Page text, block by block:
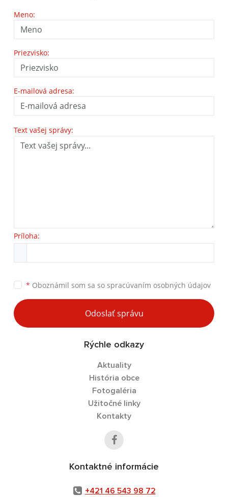
Meno:
Priezvisko:
E-mailová adresa:
Text vašej správy:
Príloha:
* Oboznámil som sa so spracúvaním osobných údajov
Odoslať správu
Rýchle odkazy
Aktuality
História obce
Fotogaléria
Užitočné linky
Kontakty
Kontaktné informácie
+421 46 543 98 72